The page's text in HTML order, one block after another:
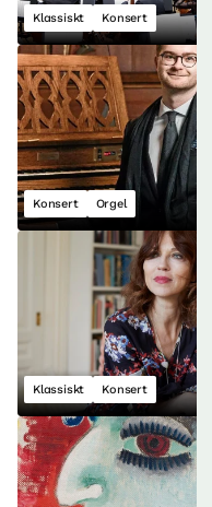
Klassiskt Konsert
Konsert Orgel
Klassiskt Konsert